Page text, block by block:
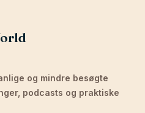
og mindre besøgte
podcasts og praktiske